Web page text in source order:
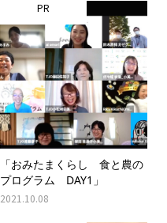
PR
「おみたまくらし 食と農の
プログラム DAY1」
2021.10.08